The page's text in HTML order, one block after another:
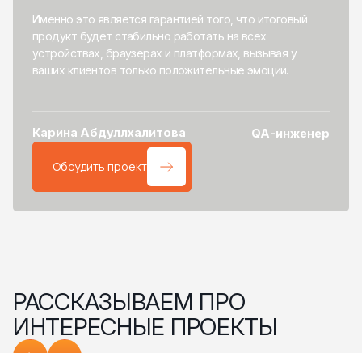
Именно это является гарантией того, что итоговый
продукт будет стабильно работать на всех
устройствах, браузерах и платформах, вызывая у
ваших клиентов только положительные эмоции.
Карина Абдуллхалитова QA-инженер
Обсудить проект
РАССКАЗЫВАЕМ ПРО
ИНТЕРЕСНЫЕ ПРОЕКТЫ